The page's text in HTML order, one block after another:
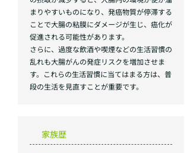
まりやすいものになり、発癌物質が停滞する
ことで大腸の粘膜にダメージが生じ、癌化が
促進される可能性があります。
さらに、過度な飲酒や喫煙などの生活習慣の
乱れも大腸がんの発症リスクを増加させま
す。これらの生活習慣に当てはまる方は、普
段の生活を見直すことが重要です。
家族歴